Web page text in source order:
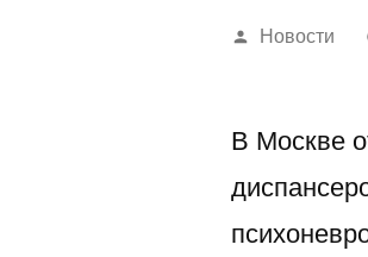
Написано
Новости
В Москве